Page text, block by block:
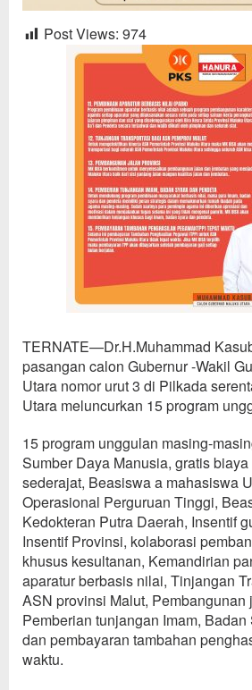
Post Views: 974
TERNATE—Dr.H.Muhammad
pasangan calon Gubernur -Wakil
Utara nomor urut 3 di Pilkada
Utara meluncurkan 15 program
15 program unggulan masing-
Sumber Daya Manusia, gratis
sederajat, Beasiswa a mahasiswa
Operasional Perguruan Tinggi,
Kedokteran Putra Daerah, Insentif
Insentif Provinsi, kolaborasi
khusus kesultanan, Kemandirian
aparatur berbasis nilai, Tinjangan
ASN provinsi Malut, Pembangunan
Pemberian tunjangan Imam,
dan pembayaran tambahan
waktu.